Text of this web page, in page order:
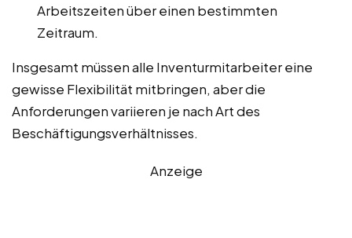
Arbeitszeiten über einen bestimmten
Zeitraum.
Insgesamt müssen alle Inventurmitarbeiter eine
gewisse Flexibilität mitbringen, aber die
Anforderungen variieren je nach Art des
Beschäftigungsverhältnisses.
Anzeige